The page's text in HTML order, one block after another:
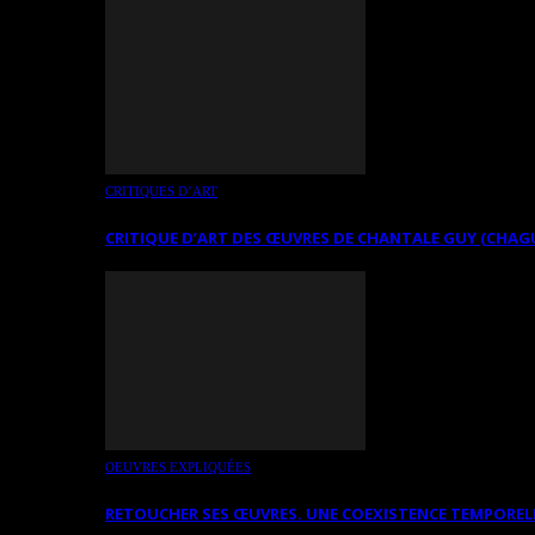
CRITIQUES D’ART
CRITIQUE D’ART DES ŒUVRES DE CHANTALE GUY
OEUVRES EXPLIQUÉES
RETOUCHER SES ŒUVRES. UNE COEXISTENCE